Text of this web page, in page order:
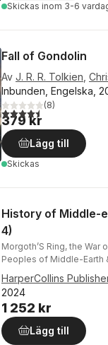
Skickas inom 3-6
Fall of Gondolin
Av J. R. R. Tolkien
Inbunden, Engelska,
4,5utav 5 stjärnor.
(8)
379 kr
Lägg till
Skickas
History of Middle-
4)
Morgoth’S Ring, the War
Peoples of Middle-Earth
HarperCollins
2024
1 252 kr
Lägg till